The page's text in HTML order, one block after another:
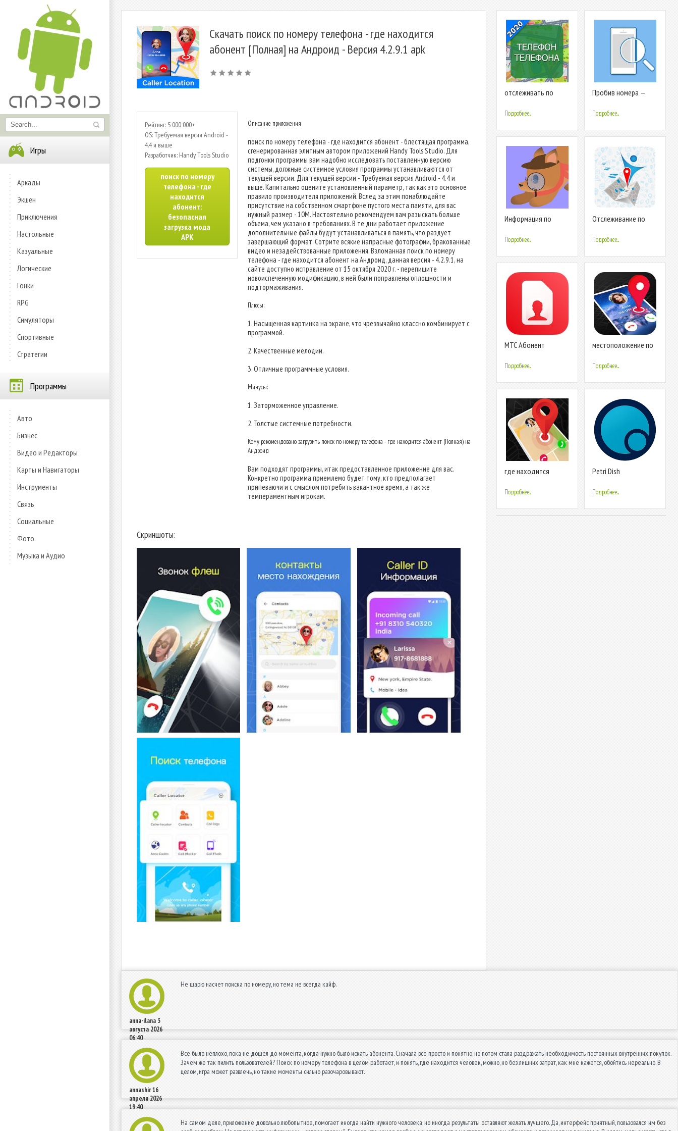
Игры
Аркады
Экшен
Приключения
Настольные
Казуальные
Логические
Гонки
RPG
Симуляторы
Спортивные
Стратегии
Программы
Авто
Бизнес
Видео и Редакторы
Карты и Навигаторы
Инструменты
Связь
Социальные
Фото
Музыка и Аудио
Скачать поиск по номеру телефона - где находится
абонент [Полная] на Андроид - Версия 4.2.9.1 apk
Рейтинг: 5 000 000+
OS: Требуемая версия Android -
4.4 и выше
Разработчик: Handy Tools Studio
поиск по номеру
телефона - где
находится
абонент:
безопасная
загрузка мода
APK
Описание приложения
поиск по номеру телефона - где находится абонент - блестящая программа,
сгенерированная элитным автором приложений Handy Tools Studio. Для
подгонки программы вам надобно исследовать поставленную версию
системы, должные системное условия программы устанавливаются от
текущей версии. Для текущей версии - Требуемая версия Android - 4.4 и
выше. Капитально оцените установленный параметр, так как это основное
правило производителя приложений. Вслед за этим понаблюдайте
присутствие на собственном смартфоне пустого места памяти, для вас
нужный размер - 10M. Настоятельно рекомендуем вам разыскать больше
объема, чем указано в требованиях. В те дни работает приложение
дополнительные файлы будут устанавливаться в память, что раздует
завершающий формат. Сотрите всякие напрасные фотографии, бракованные
видео и незадействованные приложения. Взломанная поиск по номеру
телефона - где находится абонент на Андроид, данная версия - 4.2.9.1, на
сайте доступно исправление от 15 октября 2020 г. - перепишите
новоиспеченную модификацию, в ней были поправлены оплошности и
подтормаживания.
Плюсы:
1. Насыщенная картинка на экране, что чрезвычайно классно комбинирует с
программой.
2. Качественные мелодии.
3. Отличные программные условия.
Минусы:
1. Заторможенное управление.
2. Толстые системные потребности.
Кому рекомендовано загрузить поиск по номеру телефона - где находится абонент (Полная) на
Андроид
Вам подходят программы, итак предоставленное приложение для вас.
Конкретно программа приемлемо будет тому, кто предполагает
припеваючи и с смыслом потребить вакантное время, а так же
темпераментным игрокам.
Скриншоты:
отслеживать по
бесплатно
Подробнее...
Пробив номера —
номеру телефона
Подробнее...
Информация по
Пробив номера
Подробнее...
Отслеживание по
Подробнее...
МТС Абонент
Подробнее...
местоположение по
геолокация
Подробнее...
где находится
номеру телефона
Подробнее...
Petri Dish
Подробнее...
anna-ilana 3
августа 2026
06:40
Не шарю насчет поиска по номеру, но тема не всегда кайф.
annashir16
апреля 2026
19:40
Всё было неплохо, пока не дошёл до момента, когда нужно было искать абонента. Сначала всё просто и понятно, но потом стала раздражать необходимость постоянных внутренних покупок.
Зачем же так пилить пользователей? Поиск по номеру телефона в целом работает, и понять, где находится человек, можно, но без лишних затрат, как мне кажется, обойтись нереально. В
целом, игра может развлечь, но такие моменты сильно разочаровывают.
На самом деле, приложение довольно любопытное, помогает иногда найти нужного человека, но иногда результаты оставляют желать лучшего. Да, интерфейс приятный, пользовался им без